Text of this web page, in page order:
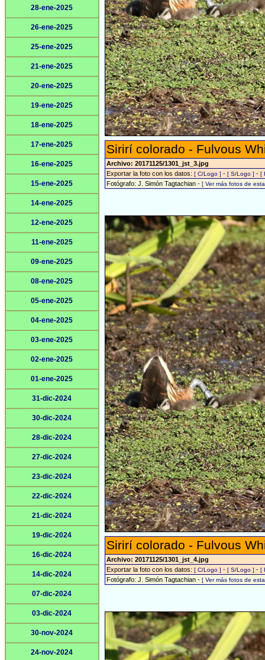
28-ene-2025
26-ene-2025
25-ene-2025
21-ene-2025
20-ene-2025
19-ene-2025
18-ene-2025
17-ene-2025
16-ene-2025
15-ene-2025
14-ene-2025
12-ene-2025
11-ene-2025
09-ene-2025
08-ene-2025
05-ene-2025
04-ene-2025
03-ene-2025
02-ene-2025
01-ene-2025
31-dic-2024
30-dic-2024
28-dic-2024
27-dic-2024
23-dic-2024
22-dic-2024
21-dic-2024
19-dic-2024
16-dic-2024
14-dic-2024
07-dic-2024
03-dic-2024
30-nov-2024
24-nov-2024
Sirirí colorado - Fulvous
Archivo: 20171125/1301_jst_3.jpg
Exportar la foto con los datos: [ C/Logo ] - [ S/Logo ] - [
Fotógrafo: J. Simón Tagtachian - [ Ver más fotos de
Sirirí colorado - Fulvous
Archivo: 20171125/1301_jst_4.jpg
Exportar la foto con los datos: [ C/Logo ] - [ S/Logo ] - [
Fotógrafo: J. Simón Tagtachian - [ Ver más fotos de